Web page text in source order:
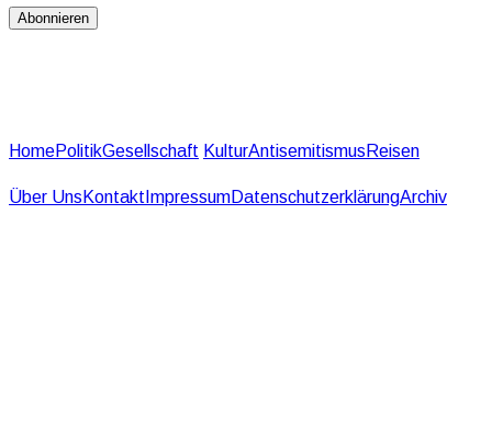
HomePolitikGesellschaft KulturAntisemitismus Reisen
Über Uns Kontakt ImpressumDatenschutzerklärungArchiv